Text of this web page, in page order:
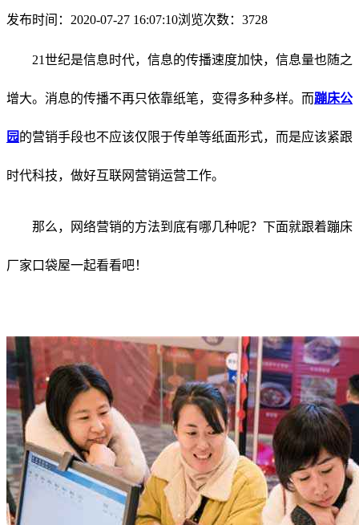
发布时间： 2020-07-27 16:07:10浏览次数：3728
21世纪是信息时代，信息的传播速度加快，信息量也随之
增大。消息的传播不再只依靠纸笔，变得多种多样。而蹦床公
园的营销手段也不应该仅限于传单等纸面形式，而是应该紧跟
时代科技，做好互联网营销运营工作。
那么，网络营销的方法到底有哪几种呢？下面就跟着蹦床
厂家口袋屋一起看看吧！